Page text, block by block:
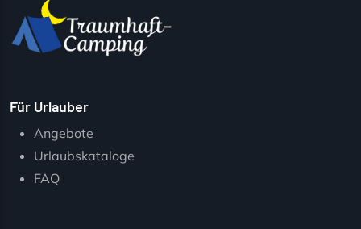
Für Urlauber
Angebote
Urlaubskataloge
FAQ